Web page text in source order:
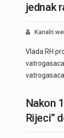
jednak
Vlada RH
Nakon
Rijeci”